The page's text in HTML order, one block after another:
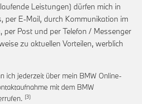
Leistungen) dürfen mich in
per E-Mail, durch Kommunikation im
per Post und per Telefon / Messenger
zu aktuellen Vorteilen, werblich
zur Fußnote: Einwilligung zur
ich jederzeit über mein BMW Online-
mit dem BMW
Link zur Fußnote: Widerruf der